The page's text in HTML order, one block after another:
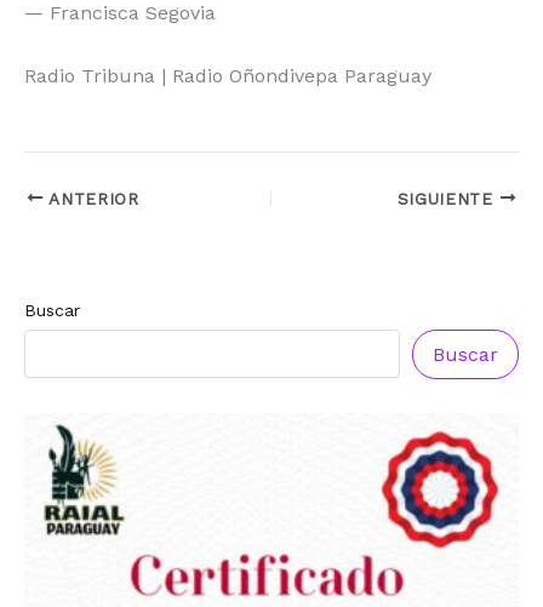
— Francisca Segovia
Radio Tribuna | Radio Oñondivepa Paraguay
ANTERIOR SIGUIENTE
Buscar
Buscar